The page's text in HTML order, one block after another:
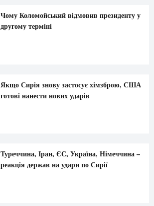
Чому Коломойський відмовив президенту у
другому терміні
Якщо Сирія знову застосує хімзброю, США
готові нанести нових ударів
Туреччина, Іран, ЄС, Україна, Німеччина –
реакція держав на удари по Сирії